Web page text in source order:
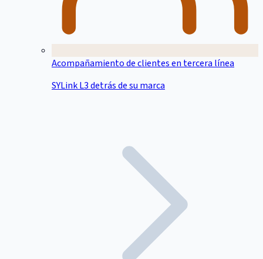
Acompañamiento de clientes en tercera línea
SYLink L3 detrás de su marca